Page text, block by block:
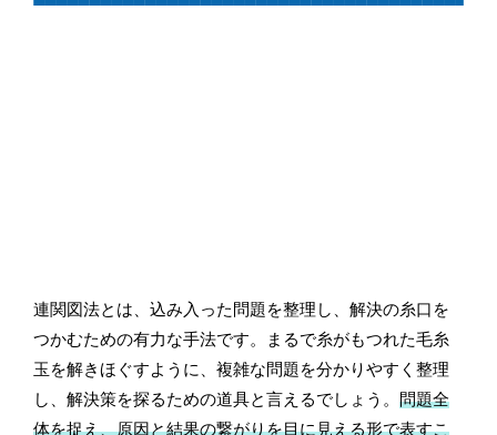
連関図法とは、込み入った問題を整理し、解決の糸口を
つかむための有力な手法です。まるで糸がもつれた毛糸
玉を解きほぐすように、複雑な問題を分かりやすく整理
し、解決策を探るための道具と言えるでしょう。問題全
体を捉え、原因と結果の繋がりを目に見える形で表すこ